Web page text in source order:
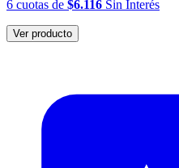
6 cuotas de $6.116 Sin Interés
Ver producto